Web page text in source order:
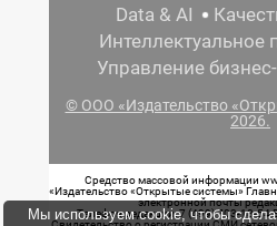
Data & AI
Интеллектуальное
Управление
© ООО «Издательство
2026.
Средство массовой информации
«Издательство «Открытые системы»
электронной почты
Телефон редакции: 7 (499) 703-18-54
Мы используем cookie, чтобы